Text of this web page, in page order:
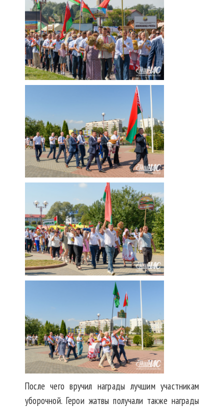
После чего вручил награды лучшим участникам
уборочной. Герои жатвы получали также награды